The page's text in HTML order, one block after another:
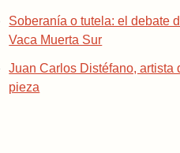
Soberanía o tutela: el debate
Vaca Muerta Sur
Juan Carlos Distéfano, artista
pieza